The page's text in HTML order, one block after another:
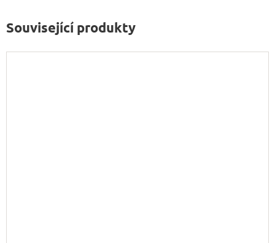
Související produkty